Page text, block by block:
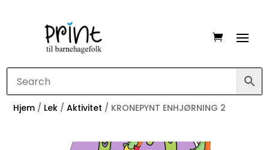
Hjem / Lek /Aktivitet / KRONEPYNT ENHJØRNING 2